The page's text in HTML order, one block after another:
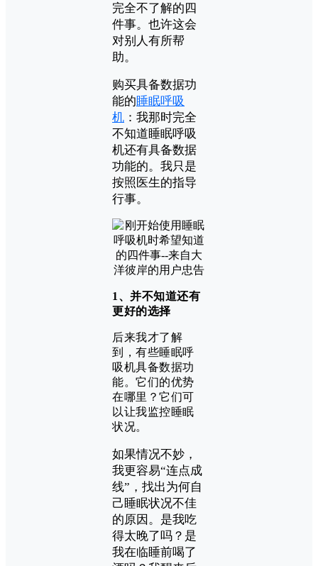
完全不了解的四
件事。也许这会
对别人有所帮
助。
购买具备数据功
能的睡眠呼吸
机 ：我那时完全
不知道睡眠呼吸
机还有具备数据
功能的。我只是
按照医生的指导
行事。
1、并不知道还有
更好的选择
后来我才了解
到，有些睡眠呼
吸机具备数据功
能。它们的优势
在哪里？它们可
以让我监控睡眠
状况。
如果情况不妙，
我更容易“连点成
线”，找出为何自
己睡眠状况不佳
的原因。是我吃
得太晚了吗？是
我在临睡前喝了